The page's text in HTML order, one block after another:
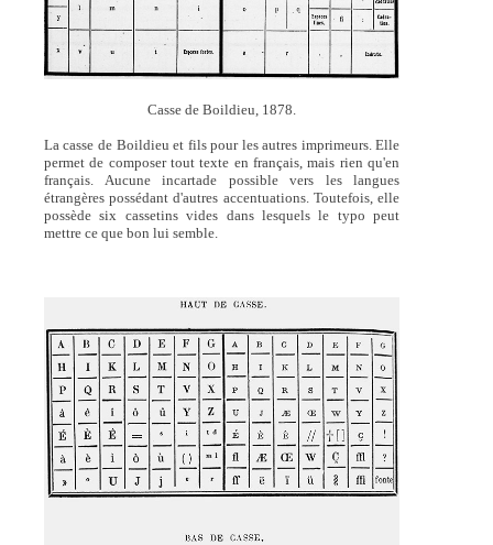
Casse de Boildieu, 1878.
La casse de Boildieu et fils pour les autres imprimeurs. Elle
permet de composer tout texte en français, mais rien qu'en
français. Aucune incartade possible vers les langues
étrangères possédant d'autres accentuations. Toutefois, elle
possède six cassetins vides dans lesquels le typo peut
mettre ce que bon lui semble.